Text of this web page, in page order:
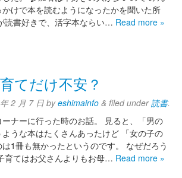
けで本を読むようになったかを聞いた所
読書好きで、活字本ならい… Read more »
てだけ不安？
2 月 7 日byeshimainfo & filed under読書.
ナーに行った時のお話。 見ると、「男の
うな本はたくさんあったけど 「女の子の
1冊も無かったというのです。 なぜだろう
育てはお父さんよりもお母… Read more »